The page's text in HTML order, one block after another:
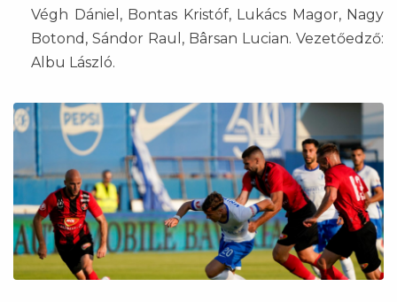
Végh Dániel, Bontas Kristóf, Lukács Magor, Nagy
Botond, Sándor Raul, Bârsan Lucian. Vezetőedző:
Albu László.